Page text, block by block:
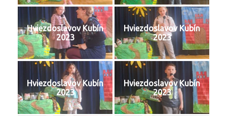
Hviezdoslavov Kubín
2023
Hviezdoslavov Kubín
2023
Hviezdoslavov Kubín
2023
Hviezdoslavov Kubín
2023